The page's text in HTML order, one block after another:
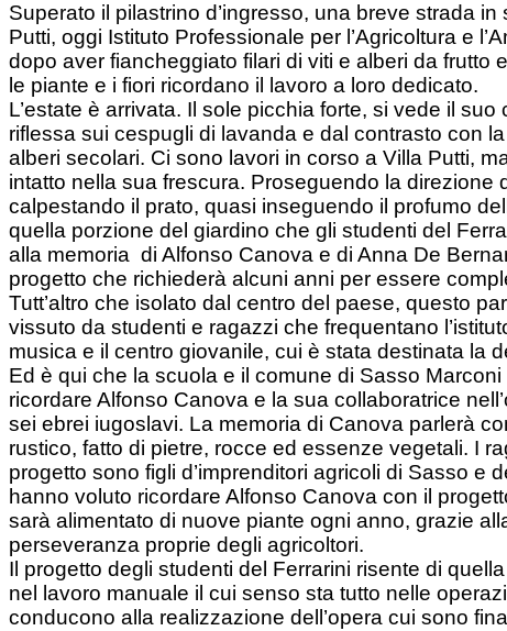
Superato il pilastrino d’ingresso, una breve strada
Putti, oggi Istituto Professionale per l’Agricoltura e
dopo aver fiancheggiato filari di viti e alberi da frutto
le piante e i fiori ricordano il lavoro a loro dedicato.
L’estate è arrivata. Il sole picchia forte, si vede il suo
riflessa sui cespugli di lavanda e dal contrasto con
alberi secolari. Ci sono lavori in corso a Villa Putti,
intatto nella sua frescura. Proseguendo la direzione
calpestando il prato, quasi inseguendo il profumo
quella porzione del giardino che gli studenti del
alla memoria di Alfonso Canova e di Anna De
progetto che richiederà alcuni anni per essere
Tutt’altro che isolato dal centro del paese, questo
vissuto da studenti e ragazzi che frequentano
musica e il centro giovanile, cui è stata destinata la
Ed è qui che la scuola e il comune di Sasso
ricordare Alfonso Canova e la sua collaboratrice
sei ebrei iugoslavi. La memoria di Canova parlerà
rustico, fatto di pietre, rocce ed essenze vegetali. I
progetto sono figli d’imprenditori agricoli di Sasso e
hanno voluto ricordare Alfonso Canova con il
sarà alimentato di nuove piante ogni anno, grazie
perseveranza proprie degli agricoltori.
Il progetto degli studenti del Ferrarini risente di
nel lavoro manuale il cui senso sta tutto nelle
conducono alla realizzazione dell’opera cui sono